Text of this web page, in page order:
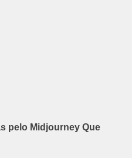
pelo Midjourney Que